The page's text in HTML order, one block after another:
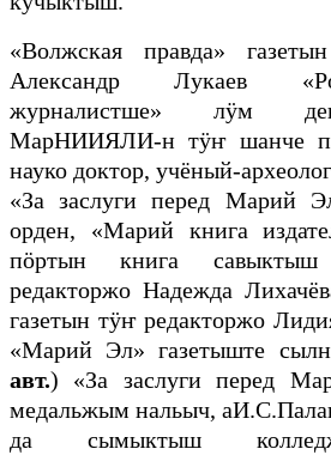
«Волжская правда»
Александр Лукаев
журналистше» лӱм
МарНИИЯЛИ-н тӱҥ шанче
науко доктор, учёный-
«За заслуги перед Марий
орден, «Марий книга
пӧртын книга
редакторжо Надежда
газетын тӱҥ редакторжо
«Марий Эл» газетыште
авт.) «За заслуги перед
медальжым нальыч,
да сымыктыш